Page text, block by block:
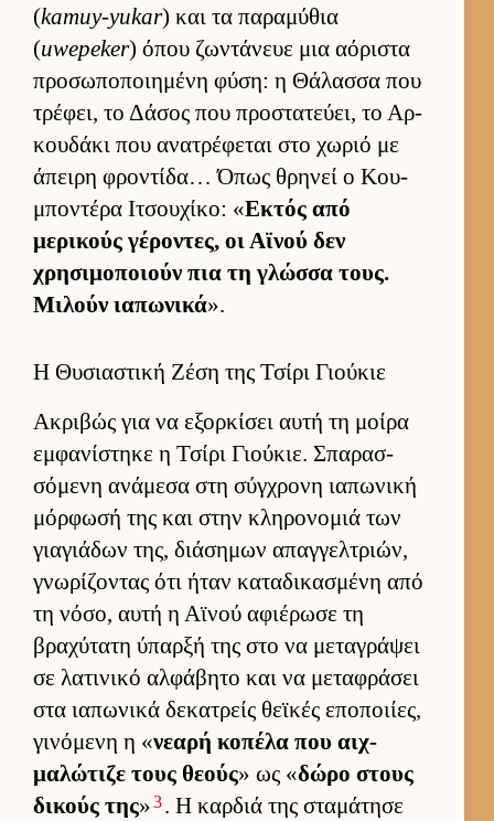
(kamuy-yukar) και τα παραμύθια
(uwepeker) όπου ζωντάνευε μια αόριστα
προσωποποι­ημένη φύση: η Θάλασσα που
τρέφει, το Δάσος που προστατεύ­ει, το Αρ­
κου­δάκι που ανατρέφεται στο χωριό με
άπειρη φροντίδα… Όπως θρηνεί ο Κου­
μποντέρα Ιτσου­χίκο: «Εκτός από
μερικούς γέροντες, οι Αϊνού δεν
χρησιμοποιούν πια τη γλώσσα τους.
Μιλούν ια­πωνικά».
Η Θυσιαστική Ζέση της Τσίρι Γιούκιε
Ακριβώς για να εξορ­κίσει αυτή τη μοίρα
εμ­φανίστηκε η Τσίρι Γιού­κιε. Σπαρασ­
σόμενη ανάμεσα στη σύγ­χρονη ια­πωνική
μόρ­φωσή της και στην κληρονομιά των
για­γιάδων της, διάσημων απαγ­γελ­τριών,
γνωρίζοντας ότι ήταν καταδικασμένη από
τη νόσο, αυτή η Αϊνού αφιέρωσε τη
βραχύτατη ύπαρξή της στο να μεταγράψει
σε λατινικό αλ­φάβητο και να μεταφράσει
στα ια­πωνικά δεκατρείς θεϊκές εποποι­ίες,
γινόμενη η «νεαρή κοπέλα που αιχ­
μαλώτιζε τους θεούς» ως «δώρο στους
δικούς της»3. Η καρ­διά της σταμάτησε